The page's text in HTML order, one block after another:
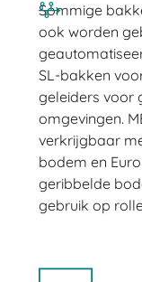
Sommige
ook worden
SL-bakken
geleiders voor
omgevingen.
verkrijgbaar
bodem en
geribbelde
gebruik op